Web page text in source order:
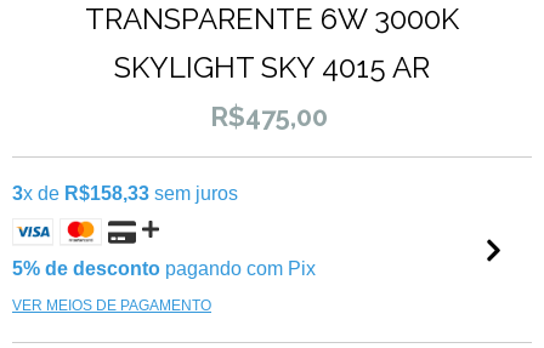
TRANSPARENTE 6W 3000K
SKYLIGHT SKY 4015 AR
R$475,00
3x de R$158,33 sem juros
5% de desconto pagando com Pix
VER MEIOS DE PAGAMENTO